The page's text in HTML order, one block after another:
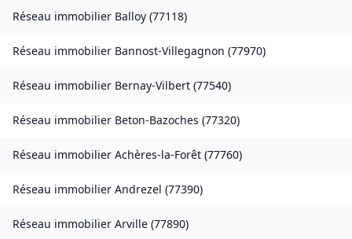
Réseau immobilier Balloy (77118)
Réseau immobilier Bannost-Villegagnon (77970)
Réseau immobilier Bernay-Vilbert (77540)
Réseau immobilier Beton-Bazoches (77320)
Réseau immobilier Achères-la-Forêt (77760)
Réseau immobilier Andrezel (77390)
Réseau immobilier Arville (77890)